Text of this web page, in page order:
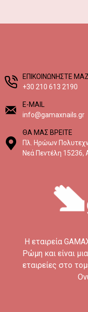
EΠΙΚΟΙΝΩΝΗΣΤΕ
+30 210 613 2190
E-MAIL
info@gamaxnails.gr
ΘΑ ΜΑΣ ΒΡΕΙΤΕ
Πλ. Ηρώων
Νεά Πεντέλη 15236,
H εταιρεία
Ρώμη και είναι
εταιρείες στο